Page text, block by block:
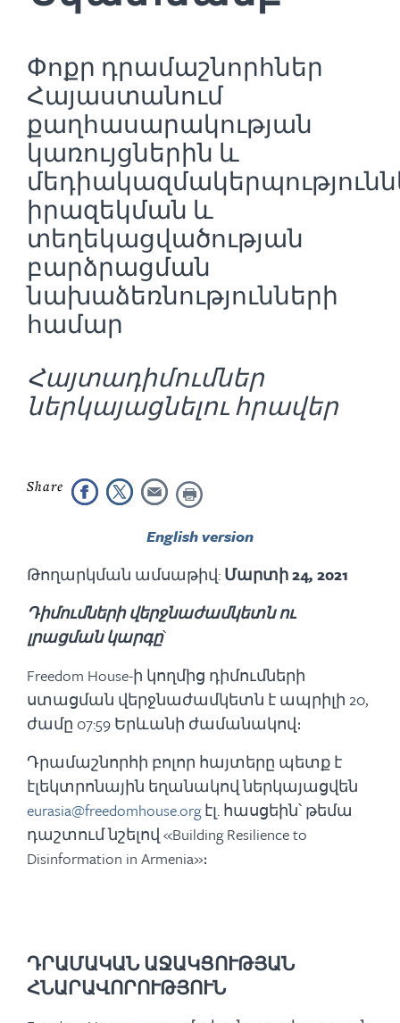
Փոքր դրամաշնորհներ
Հայաստանում
քաղհասարակության
կառույցներին և
իրազեկման և
տեղեկացվածության
բարձրացման
նախաձեռնությունների
համար
Հայտադիմումներ
ներկայացնելու հրավեր
English version
Թողարկման ամսաթիվ: Մարտի 24, 2021
Դիմումների վերջնաժամկետն ու
լրացման կարգը՝
Freedom House-ի կողմից դիմումների
ստացման վերջնաժամկետն է ապրիլի 20,
ժամը 07:59 Երևանի ժամանակով։
Դրամաշնորհի բոլոր հայտերը պետք է
էլեկտրոնային եղանակով ներկայացվեն
eurasia@freedomhouse.orgէլ. հասցեին՝ թեմա
դաշտում նշելով «Building Resilience to
Disinformation in Armenia»։
ԴՐԱՄԱԿԱՆ ԱՋԱԿՑՈՒԹՅԱՆ
ՀՆԱՐԱՎՈՐՈՒԹՅՈՒՆ